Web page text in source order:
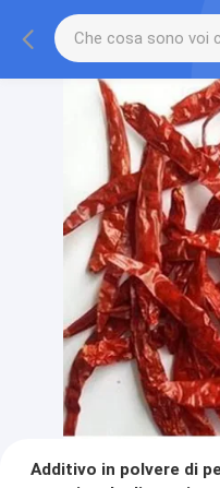
Additivo in polvere di